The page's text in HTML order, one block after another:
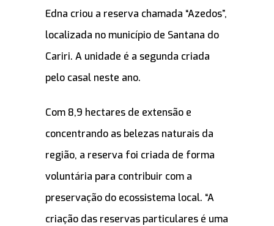
Edna criou a reserva chamada “Azedos”,
localizada no município de Santana do
Cariri. A unidade é a segunda criada
pelo casal neste ano.
Com 8,9 hectares de extensão e
concentrando as belezas naturais da
região, a reserva foi criada de forma
voluntária para contribuir com a
preservação do ecossistema local. “A
criação das reservas particulares é uma